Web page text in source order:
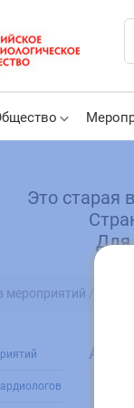
Это старая
Для
мероприятий /